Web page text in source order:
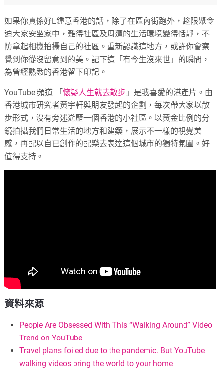
如果你真係好L鍾意香港的話，除了在區內街跑外，趁限聚令
迫大家安坐家中，難得社區及周遭的生活環境變得恬靜，不
防拿起相機拍攝自己的社區。重新認識這地方，或許你會察
覺到你從沒留意到的美。記下這「有今生沒來世」的瞬間，
為曾經熟悉的香港留下印記。
YouTube 頻道 「懷疑人生就去散步 」是我喜愛的港產片。由
香港城市研究者黃宇軒與朋友發起的企劃，每次帶大家以散
步形式，沒有旁述遊歷一個香港的小社區。以黃金比例的分
鏡拍攝我們日常生活的地方和建築，展示不一樣的視覺美
感，再配以自已創作的配樂去表達這個城市的獨特氛圍。好
值得支持。
資料來源
People Are Obsessed With This “Walking Around” Video
Trend on YouTube
Travel plans foiled due to the pandemic. But YouTube
walking videos bring the world to your home